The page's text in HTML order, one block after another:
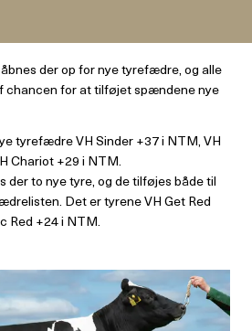
der op for nye tyrefædre, og alle
chancen for at tilføjet spændene nye
tyrefædre VH Sinder +37 i NTM, VH
Chariot +29 i NTM.
der to nye tyre, og de tilføjes både til
Det er tyrene VH Get Red
Red +24 i NTM.